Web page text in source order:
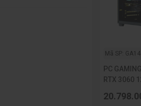
Mã SP:
PC
RTX 3060